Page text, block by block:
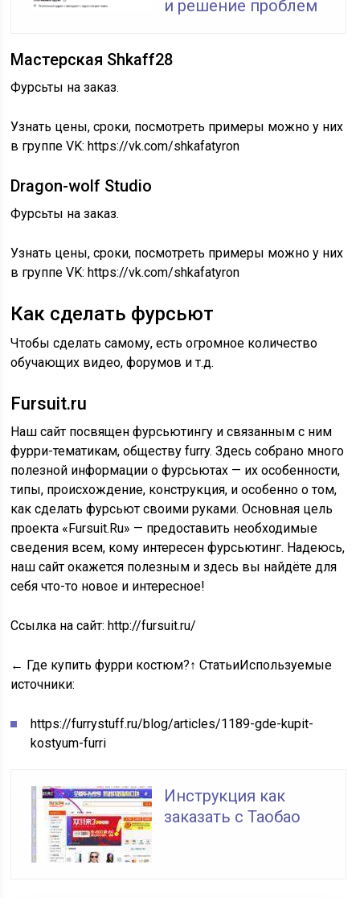
и решение проблем
Мастерская Shkaff28
Фурсьты на заказ.
Узнать цены, сроки, посмотреть примеры можно у них
в группе VK: https://vk.com/shkafatyron
Dragon-wolf Studio
Фурсьты на заказ.
Узнать цены, сроки, посмотреть примеры можно у них
в группе VK: https://vk.com/shkafatyron
Как сделать фурсьют
Чтобы сделать самому, есть огромное количество
обучающих видео, форумов и т.д.
Fursuit.ru
Наш сайт посвящен фурсьютингу и связанным с ним
фурри-тематикам, обществу furry. Здесь собрано много
полезной информации о фурсьютах — их особенности,
типы, происхождение, конструкция, и особенно о том,
как сделать фурсьют своими руками. Основная цель
проекта «Fursuit.Ru» — предоставить необходимые
сведения всем, кому интересен фурсьютинг. Надеюсь,
наш сайт окажется полезным и здесь вы найдёте для
себя что-то новое и интересное!
Ссылка на сайт: http://fursuit.ru/
← Где купить фурри костюм?↑ СтатьиИспользуемые
источники:
https://furrystuff.ru/blog/articles/1189-gde-kupit-
kostyum-furri
Инструкция как
заказать с Таобао